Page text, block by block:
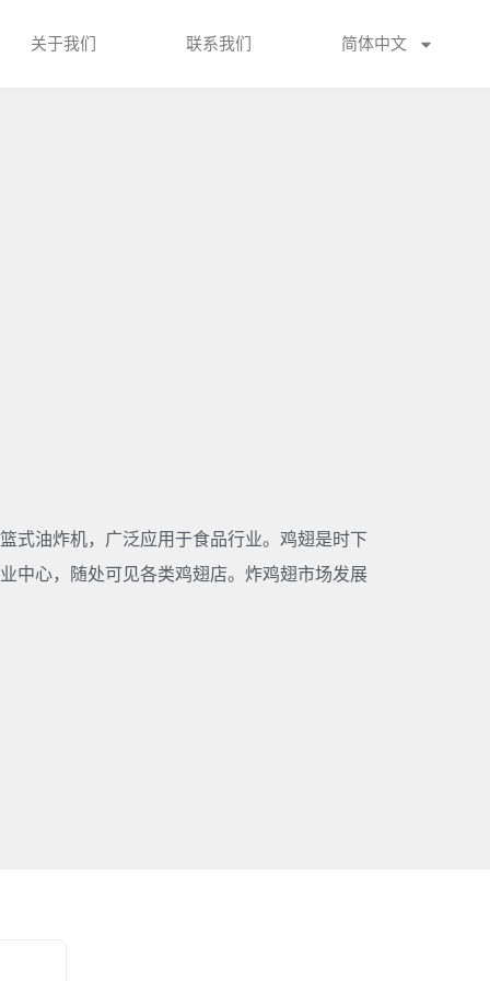
关于我们 联系我们 简体中文
式油炸机，广泛应用于食品行业。鸡翅是时下
中心，随处可见各类鸡翅店。炸鸡翅市场发展